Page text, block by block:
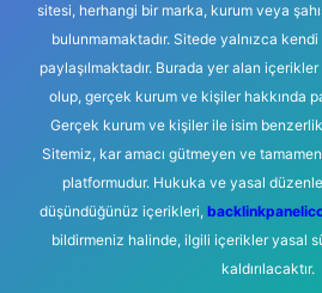
sitesi, herhangi bir marka, kurum veya
bulunmamaktadır. Sitede yalnızca kendi
paylaşılmaktadır. Burada yer alan
olup, gerçek kurum ve kişiler hakkında
Gerçek kurum ve kişiler ile isim
Sitemiz, kar amacı gütmeyen ve
platformudur. Hukuka ve yasal
düşündüğünüz içerikleri,
bildirmeniz halinde, ilgili içerikler yasal
kaldırılacaktır.